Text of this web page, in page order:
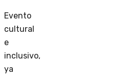
Evento
cultural
e
inclusivo,
ya